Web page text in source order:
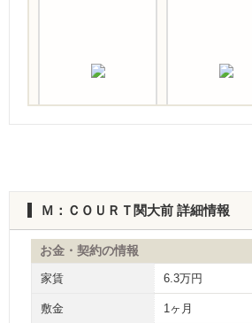
Ｍ：ＣＯＵＲＴ関大前 詳細情報
お金・契約の情報
家賃 6.3万円
敷金 1ヶ月